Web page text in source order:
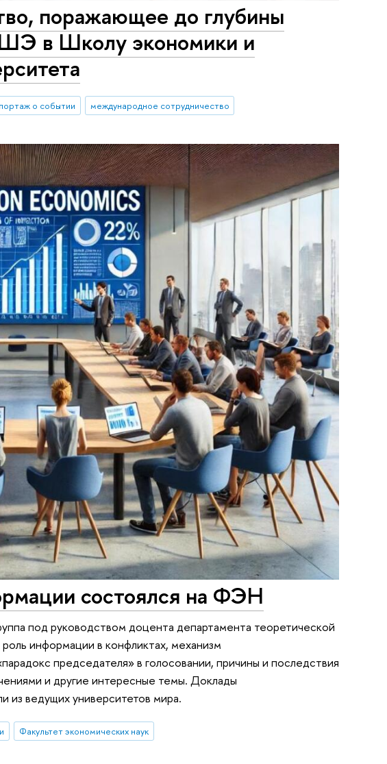
поражающее до глубины
в Школу экономики и
о событии международное сотрудничество
состоялся на ФЭН
под руководством доцента департамента теоретической
информации в конфликтах, механизм
председателя» в голосовании, причины и последствия
и другие интересные темы. Доклады
из ведущих университетов мира.
Факультет экономических наук